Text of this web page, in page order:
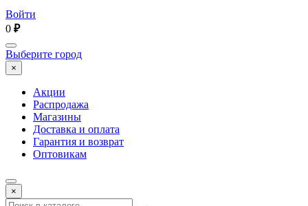
Войти
0 ₽
Выберите город
×
Акции
Распродажа
Магазины
Доставка и оплата
Гарантия и возврат
Оптовикам
×